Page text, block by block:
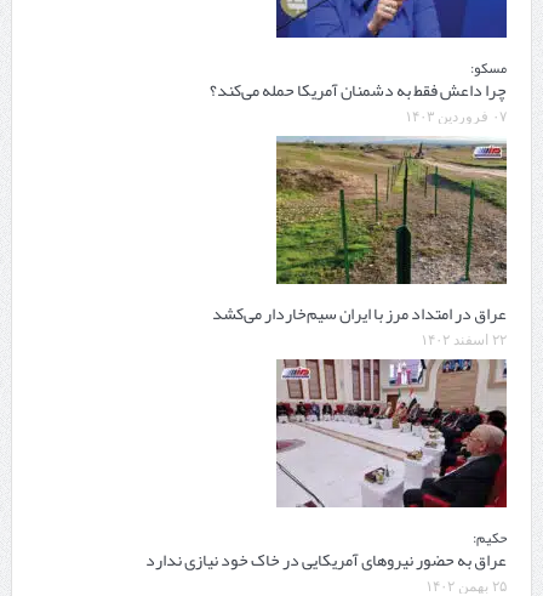
مسکو:
چرا داعش فقط به دشمنان آمریکا حمله می‌کند؟
۰۷ فروردین ۱۴۰۳
عراق در امتداد مرز با ایران سیم‌خاردار می‌کشد
۲۲ اسفند ۱۴۰۲
حکیم:
عراق به حضور نیروهای آمریکایی در خاک خود نیازی ندارد
۲۵ بهمن ۱۴۰۲